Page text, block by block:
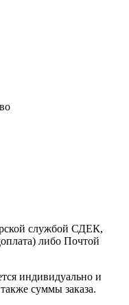
службой СДЕК,
либо Почтой
индивидуально и
суммы заказа.